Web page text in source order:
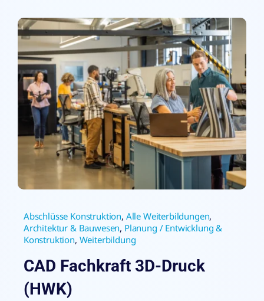
Abschlüsse Konstruktion, Alle Weiterbildungen,
Architektur & Bauwesen, Planung / Entwicklung &
Konstruktion, Weiterbildung
CAD Fachkraft 3D-Druck
(HWK)